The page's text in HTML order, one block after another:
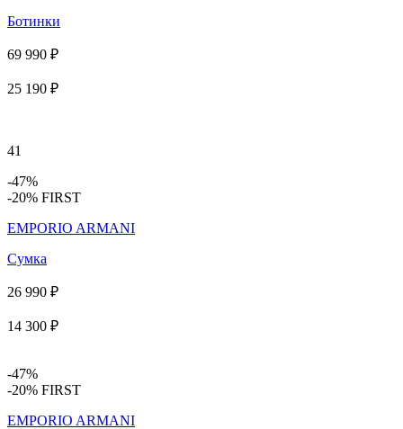
Ботинки
69 990 ₽
25 190 ₽
41
-47%
-20% FIRST
EMPORIO ARMANI
Сумка
26 990 ₽
14 300 ₽
-47%
-20% FIRST
EMPORIO ARMANI